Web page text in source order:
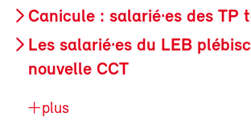
Canicule : salarié·es des TP
Les salarié·es du LEB
nouvelle CCT
plus